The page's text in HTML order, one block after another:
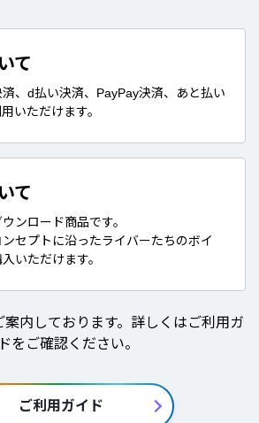
て
、d払い決済、PayPay決済、あと払い
いただけます。
て
ンロード商品です。
セプトに沿ったライバーたちのボイ
いただけます。
内しております。詳しくはご利用ガ
をご確認ください。
ご利用ガイド